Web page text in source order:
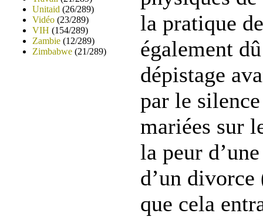
Unitaid (26/289)
Vidéo (23/289)
VIH (154/289)
Zambie (12/289)
Zimbabwe (21/289)
la pratique
également
dépistage
par le
mariées sur
la peur
d’un divorce
que cela